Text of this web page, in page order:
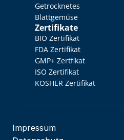
Getrocknetes
Blattgemüse
Zertifikate
BIO Zertifikat
FDA Zertifikat
GMP+ Zertfikat
ISO Zertifikat
KOSHER Zertifikat
Impressum